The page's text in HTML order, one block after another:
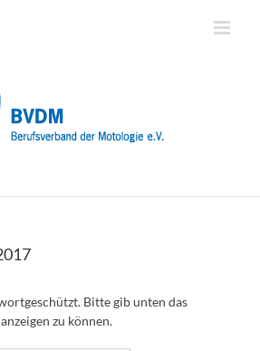
Bitte gib unten das
zu können.